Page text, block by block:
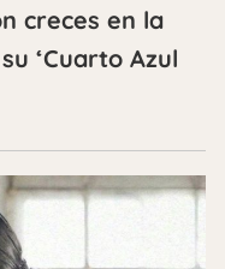
creces en la
‘Cuarto Azul